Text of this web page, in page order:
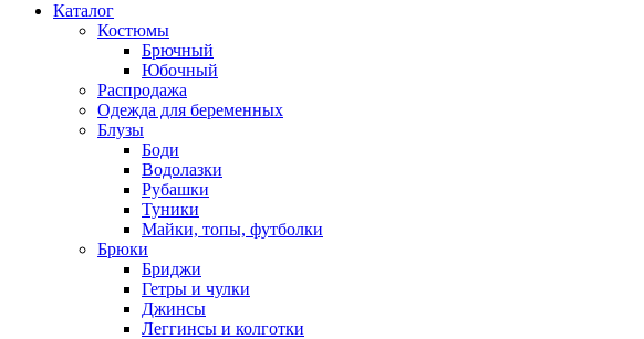
Каталог
Костюмы
Брючный
Юбочный
Распродажа
Одежда для беременных
Блузы
Боди
Водолазки
Рубашки
Туники
Майки, топы, футболки
Брюки
Бриджи
Гетры и чулки
Джинсы
Леггинсы и колготки